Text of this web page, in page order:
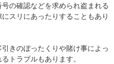
の確認などを求められ盗まれる
スリにあったりすることもあり
きのぼったくりや賭け事によっ
トラブルもあります。